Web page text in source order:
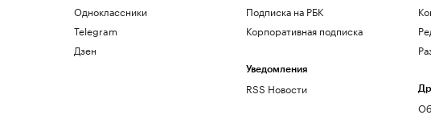
Одноклассники
Telegram
Дзен
Подписка на РБК
Корпоративная подписка
Уведомления
RSS Новости